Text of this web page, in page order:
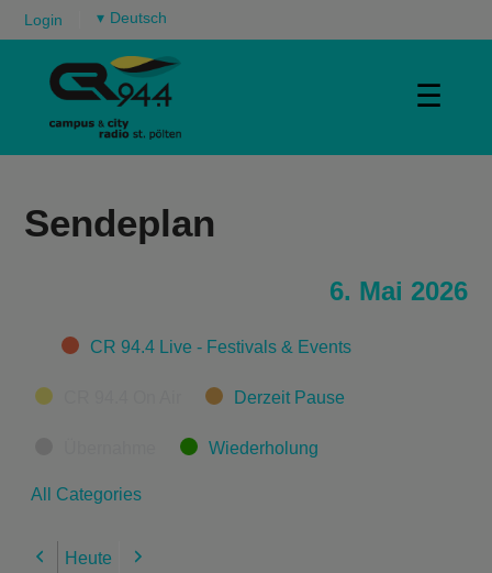
Login ▾
☰
Sendeplan
6. Mai 2026
CategoriesCR 94.4 Live - Festivals & Events
Derzeit Pause
Wiederholung
All Categories
Previous
Heute Next